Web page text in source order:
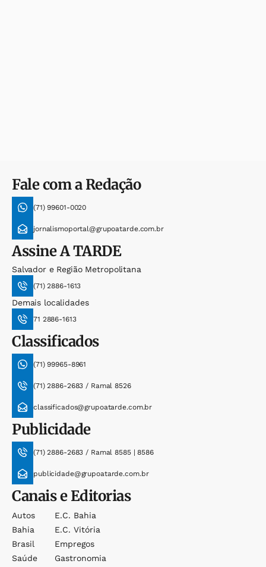
Fale com a Redação
(71) 99601-0020
jornalismoportal@grupoatarde.com.br
AssineA TARDE
Salvador e Região Metropolitana
(71) 2886-1613
Demais localidades
71 2886-1613
Classificados
(71) 99965-8961
(71) 2886-2683 / Ramal 8526
classificados@grupoatarde.com.br
Publicidade
(71) 2886-2683 / Ramal 8585 | 8586
publicidade@grupoatarde.com.br
Canais e Editorias
Autos
Bahia
Brasil
Saúde
E.c. Bahia
E.c. Vitória
Empregos
Gastronomia